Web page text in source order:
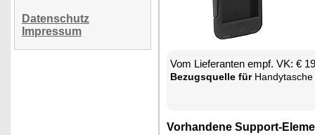
Datenschutz
Impressum
Vom Lie­fe­ran­ten empf. VK: €
Be­zugs­quel­le fürHan­dy­ta­sche
Vor­han­de­ne Sup­port-